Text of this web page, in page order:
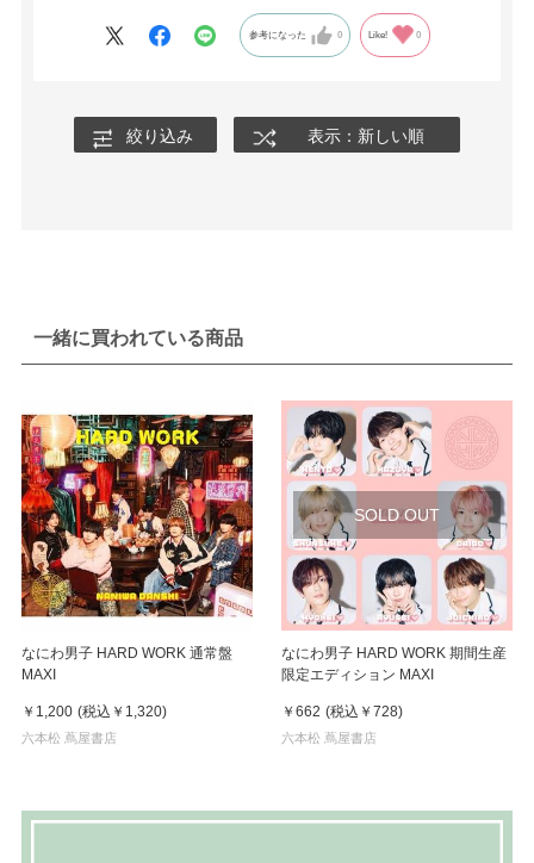
参考になった 0 Like! 0
絞り込み 表示：新しい順
一緒に買われている商品
なにわ男子 HARD WORK 通常盤
MAXI
￥1,200 (税込 ￥1,320)
六本松 蔦屋書店
SOLD OUT
なにわ男子 HARD WORK 期間生産
限定エディション MAXI
￥662 (税込 ￥728)
六本松 蔦屋書店